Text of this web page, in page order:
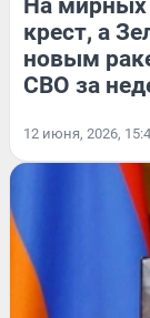
На мирных
крест, а
новым
СВО за
12 июня, 2026,